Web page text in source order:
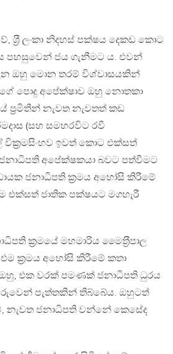
ශ‍්‍රී ලංකා නිදහස් පක්ෂය දෙකඩ කොට
පහසුවෙන් ජය ගැනීමට ය. එවන්
ඔහු මොන තරම් විශ්වාසයකින්
පොදු අපේක්ෂාව ඔහු නොතකා
ප‍්‍රමිතීන් නැවත නැවතත් කඩ
(සහ සමහරවිට රවී
ඉවත් කොට එක්සත්
අපේක්ෂකයා බවට පත්වීමට
ජනාධිපති ක‍්‍රමය අහෝසි කිරීමේ
එක්සත් ජාතික පක්ෂයට මගහැරී
ක‍්‍රමයේ මහමාරිය මෛත‍්‍රීපාල
ක‍්‍රමය අහෝසි කිරීමේ කතා
එක වරක් පමණක් ජනාධිපති ධුරය
පැත්තකින් තිබ්බේය. ඔහුටත්
නැවත ජනාධිපති වන්නේ කෙසේද